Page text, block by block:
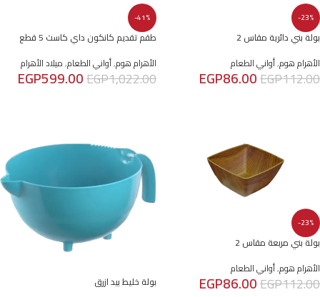
-23%
بولة بني دائرية مقاس 2
الأهرام هوم,أواني الطعام
EGP112.00
EGP86.00
-41%
طقم تقديم كانكون داي كاست 5 قطع
الأهرام هوم,أواني الطعام,ميلاد الأهرام
EGP1,022.00
EGP599.00
-23%
بولة بني مربعة مقاس 2
الأهرام هوم,أواني الطعام
EGP112.00
EGP86.00
بولة خليط بيد ازرق